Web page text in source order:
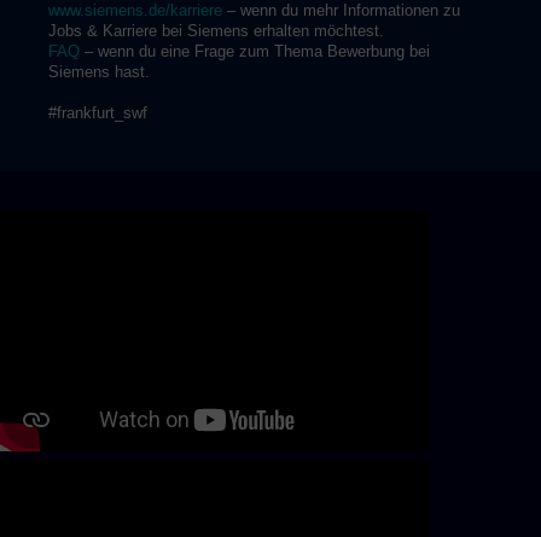
www.siemens.de/karriere – wenn du mehr Informationen zu
Jobs & Karriere bei Siemens erhalten möchtest.
FAQ – wenn du eine Frage zum Thema Bewerbung bei
Siemens hast.
#frankfurt_swf